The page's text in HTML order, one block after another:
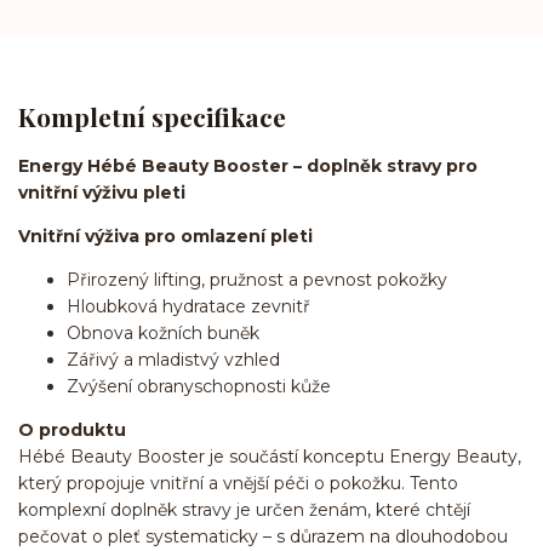
Kompletní specifikace
Energy Hébé Beauty Booster – doplněk stravy pro
vnitřní výživu pleti
Vnitřní výživa pro omlazení pleti
Přirozený lifting, pružnost a pevnost pokožky
Hloubková hydratace zevnitř
Obnova kožních buněk
Zářivý a mladistvý vzhled
Zvýšení obranyschopnosti kůže
O produktu
Hébé Beauty Booster je součástí konceptu Energy Beauty,
který propojuje vnitřní a vnější péči o pokožku. Tento
komplexní doplněk stravy je určen ženám, které chtějí
pečovat o pleť systematicky – s důrazem na dlouhodobou